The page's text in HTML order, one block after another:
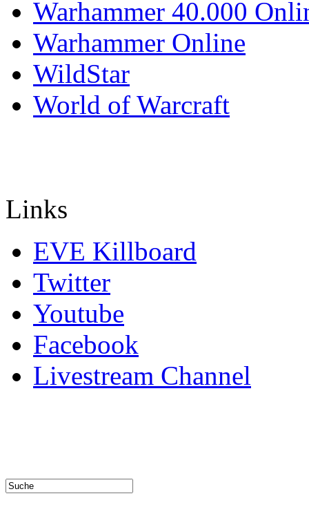
Warhammer 40.000
Warhammer Online
WildStar
World of Warcraft
Links
EVE Killboard
Twitter
Youtube
Facebook
Livestream Channel